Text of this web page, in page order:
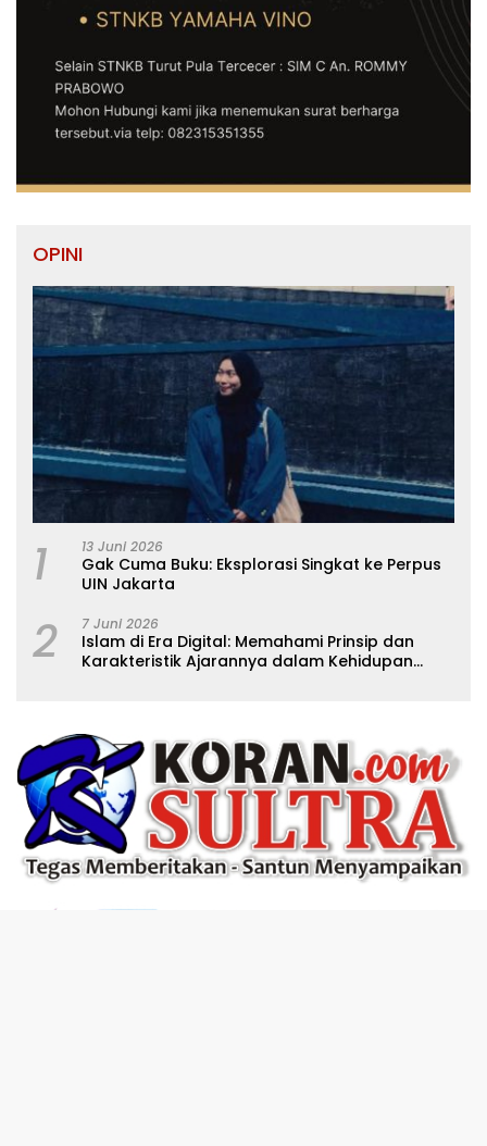
OPINI
1 13 Juni 2026
Gak Cuma Buku: Eksplorasi Singkat ke Perpus
UIN Jakarta
2 7 Juni 2026
Islam di Era Digital: Memahami Prinsip dan
Karakteristik Ajarannya dalam Kehidupan